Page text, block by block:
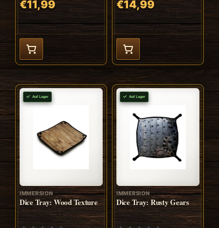
€11,99 €14,99
Auf Lager
IMMERSION
Dice Tray: Wood Texture
Auf Lager
IMMERSION
Dice Tray: Rusty Gears